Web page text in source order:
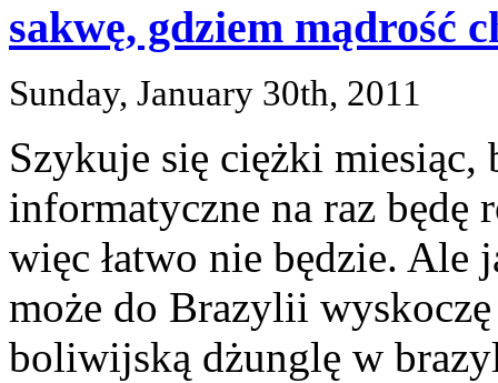
sakwę, gdziem mądrość
Sunday, January 30th, 2011
Szykuje się ciężki miesiąc,
informatyczne na raz będę
więc łatwo nie będzie.
może do Brazylii
boliwijską dżunglę w